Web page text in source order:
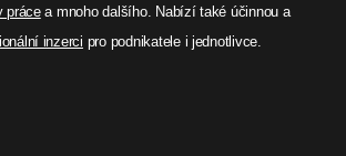
prácea mnoho dalšího. Nabízí také účinnou a
inzerci pro podnikatele i jednotlivce.